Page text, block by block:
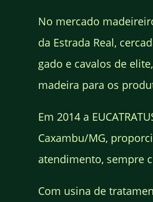
No mercado
da Estrada Real,
gado e cavalos de
madeira para os
Em 2014 a
Caxambu/MG,
atendimento, sempre
Com usina de